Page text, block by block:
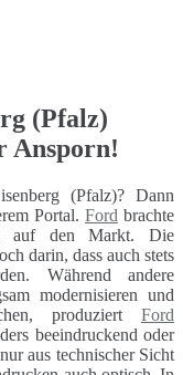
(Pfalz)
Ansporn!
(Pfalz)? Dann
Portal. Ford brachte
auf den Markt. Die
darin, dass auch stets
Während andere
modernisieren und
produziert Ford
beeindruckend oder
aus technischer Sicht